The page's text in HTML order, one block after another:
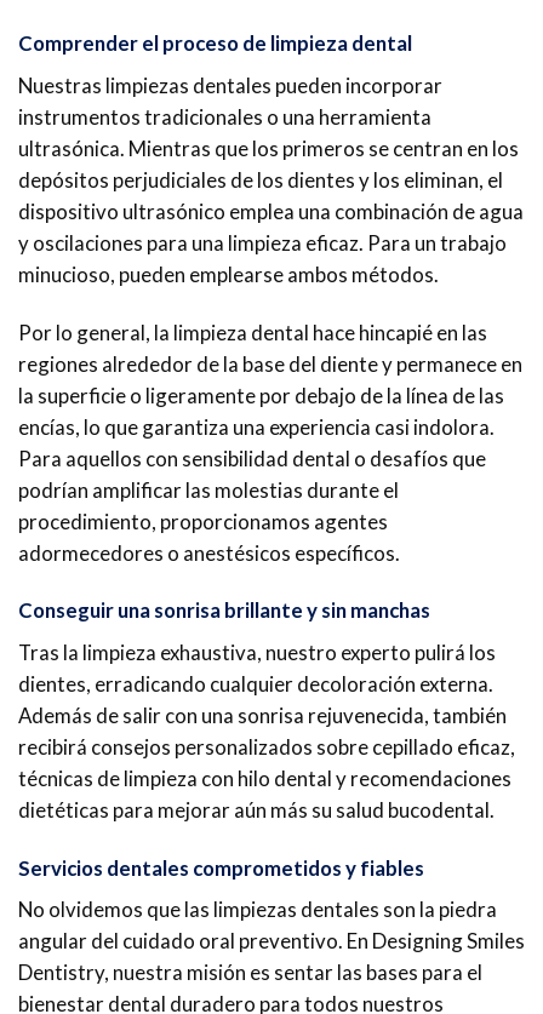
Comprender el proceso de limpieza dental
Nuestras limpiezas dentales pueden incorporar
instrumentos tradicionales o una herramienta
ultrasónica. Mientras que los primeros se centran en los
depósitos perjudiciales de los dientes y los eliminan, el
dispositivo ultrasónico emplea una combinación de agua
y oscilaciones para una limpieza eficaz. Para un trabajo
minucioso, pueden emplearse ambos métodos.
Por lo general, la limpieza dental hace hincapié en las
regiones alrededor de la base del diente y permanece en
la superficie o ligeramente por debajo de la línea de las
encías, lo que garantiza una experiencia casi indolora.
Para aquellos con sensibilidad dental o desafíos que
podrían amplificar las molestias durante el
procedimiento, proporcionamos agentes
adormecedores o anestésicos específicos.
Conseguir una sonrisa brillante y sin manchas
Tras la limpieza exhaustiva, nuestro experto pulirá los
dientes, erradicando cualquier decoloración externa.
Además de salir con una sonrisa rejuvenecida, también
recibirá consejos personalizados sobre cepillado eficaz,
técnicas de limpieza con hilo dental y recomendaciones
dietéticas para mejorar aún más su salud bucodental.
Servicios dentales comprometidos y fiables
No olvidemos que las limpiezas dentales son la piedra
angular del cuidado oral preventivo. En Designing Smiles
Dentistry, nuestra misión es sentar las bases para el
bienestar dental duradero para todos nuestros